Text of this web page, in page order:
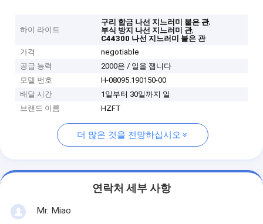
하이 라이트
구리 합금 나선 지느러미 붙은 관,
부식 방지 나선 지느러미 관,
C44300 나선 지느러미 붙은 관
가격
negotiable
공급 능력
2000은 / 일을 잽니다
모델 번호
H-08095.190150-00
배달 시간
1일부터 30일까지 일
브랜드 이름
HZFT
더 많은 것을 전망하십시오
연락처 세부 사항
Mr. Miao